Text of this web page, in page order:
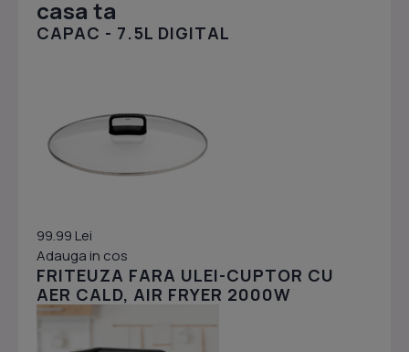
casa ta
CAPAC - 7.5L DIGITAL
99.99 Lei
Adauga in cos
FRITEUZA FARA ULEI-CUPTOR CU
AER CALD, AIR FRYER 2000W